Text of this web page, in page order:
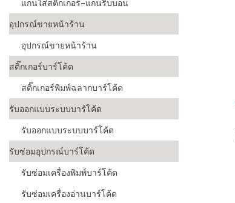
แกนใส่สติ๊กเกอร์-แกนริบบอน
อุปกรณ์ขายหน้าร้าน
อุปกรณ์ขายหน้าร้าน
สติ๊กเกอร์บาร์โค้ด
สติ๊กเกอร์พิมพ์ฉลากบาร์โค้ด
รับออกแบบระบบบาร์โค้ด
รับออกแบบระบบบาร์โค้ด
รับซ่อมอุปกรณ์บาร์โค้ด
รับซ่อมเครื่องพิมพ์บาร์โค้ด
รับซ่อมเครื่องอ่านบาร์โค้ด